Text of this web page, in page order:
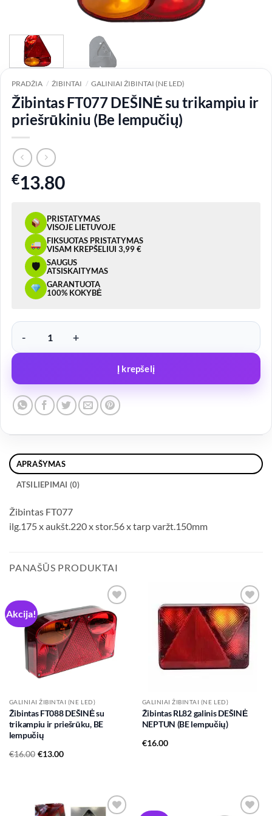
PRADŽIA / ŽIBINTAI / GALINIAI ŽIBINTAI (NE LED)
Žibintas FT077 DEŠINĖ su trikampiu ir
priešrūkiniu (Be lempučių)
€13.80
PRISTATYMAS
VISOJE LIETUVOJE
FIKSUOTAS PRISTATYMAS
VISAM KREPŠELIUI 3,99 €
🛡
SAUGUS
ATSISKAITYMAS
GARANTUOTA
100% KOKYBĖ
produkto kiekis: Žibintas FT077 DEŠINĖ su trikampiu ir
Į krepšelį
APRAŠYMAS
ATSILIEPIMAI (0)
Žibintas FT077
ilg.175 x aukšt.220 x stor.56 x tarp varžt.150mm
PANAŠŪS PRODUKTAI
Akcija!
Add to
wishlist
GALINIAI ŽIBINTAI (NE LED)
Žibintas FT088 DEŠINĖ su
trikampiu ir priešrūku, BE
lempučių
€16.00
Original€13.00
Current
Add to
wishlist
GALINIAI ŽIBINTAI (NE LED)
Žibintas RL82 galinis DEŠINĖ
NEPTUN (BE lempučių)
€16.00